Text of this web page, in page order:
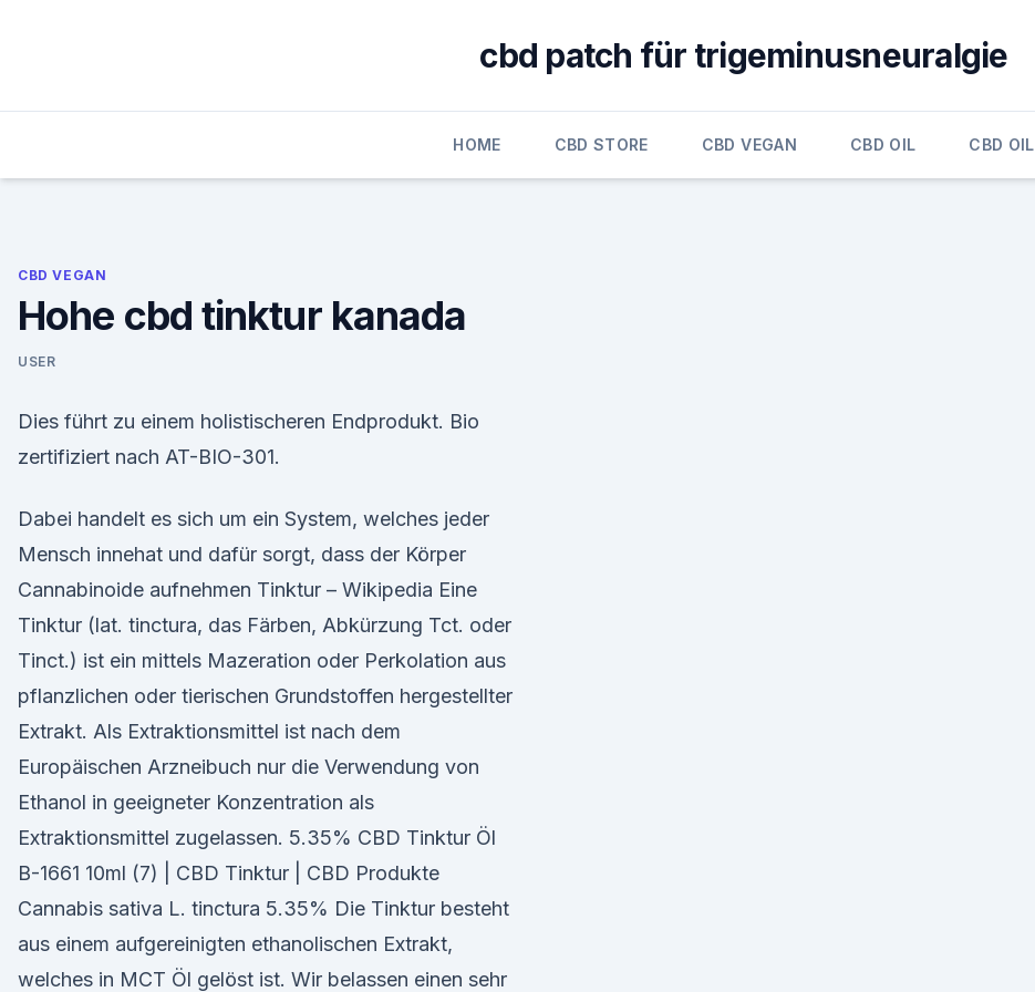
cbd patch für trigeminusneuralgie
HOME CBD STORE CBD VEGAN CBD OIL CBD OIL
CBD VEGAN
Hohe cbd tinktur kanada
USER
Dies führt zu einem holistischeren Endprodukt. Bio
zertifiziert nach AT-BIO-301.
Dabei handelt es sich um ein System, welches jeder
Mensch innehat und dafür sorgt, dass der Körper
Cannabinoide aufnehmen Tinktur – Wikipedia Eine
Tinktur (lat. tinctura, das Färben, Abkürzung Tct. oder
Tinct.) ist ein mittels Mazeration oder Perkolation aus
pflanzlichen oder tierischen Grundstoffen hergestellter
Extrakt. Als Extraktionsmittel ist nach dem
Europäischen Arzneibuch nur die Verwendung von
Ethanol in geeigneter Konzentration als
Extraktionsmittel zugelassen. 5.35% CBD Tinktur Öl
B-1661 10ml (7) | CBD Tinktur | CBD Produkte
Cannabis sativa L. tinctura 5.35% Die Tinktur besteht
aus einem aufgereinigten ethanolischen Extrakt,
welches in MCT Öl gelöst ist. Wir belassen einen sehr